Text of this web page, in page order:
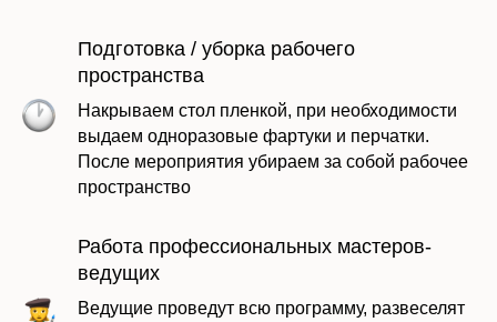
Подготовка / уборка рабочего
пространства
Накрываем стол пленкой, при необходимости
выдаем одноразовые фартуки и перчатки.
После мероприятия убираем за собой рабочее
пространство
Работа профессиональных мастеров-
ведущих
Ведущие проведут всю программу, развеселят